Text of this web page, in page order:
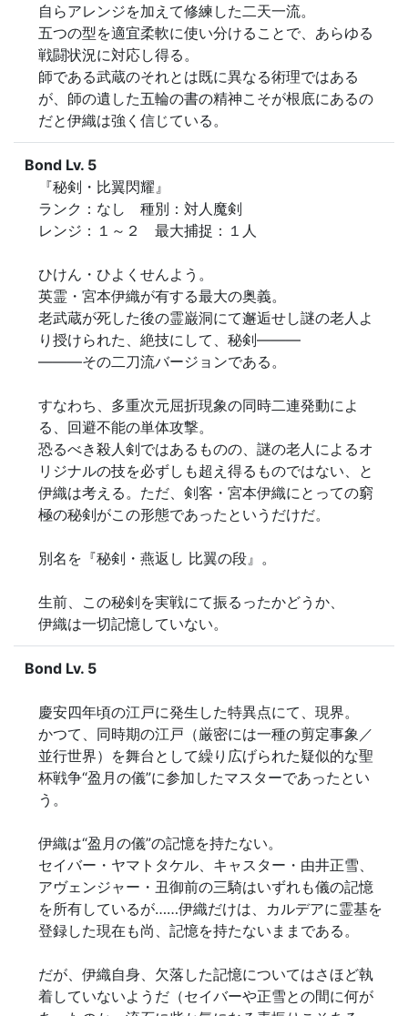
自らアレンジを加えて修練した二天一流。
五つの型を適宜柔軟に使い分けることで、あらゆる
戦闘状況に対応し得る。
師である武蔵のそれとは既に異なる術理ではある
が、師の遺した五輪の書の精神こそが根底にあるの
だと伊織は強く信じている。
Bond Lv. 5
『秘剣・比翼閃耀』
ランク：なし　種別：対人魔剣
レンジ：１～２　最大捕捉：１人
ひけん・ひよくせんよう。
英霊・宮本伊織が有する最大の奥義。
老武蔵が死した後の霊巌洞にて邂逅せし謎の老人よ
り授けられた、絶技にして、秘剣―――
―――その二刀流バージョンである。
すなわち、多重次元屈折現象の同時二連発動によ
る、回避不能の単体攻撃。
恐るべき殺人剣ではあるものの、謎の老人によるオ
リジナルの技を必ずしも超え得るものではない、と
伊織は考える。ただ、剣客・宮本伊織にとっての窮
極の秘剣がこの形態であったというだけだ。
別名を『秘剣・燕返し 比翼の段』。
生前、この秘剣を実戦にて振るったかどうか、
伊織は一切記憶していない。
Bond Lv. 5
慶安四年頃の江戸に発生した特異点にて、現界。
かつて、同時期の江戸（厳密には一種の剪定事象／
並行世界）を舞台として繰り広げられた疑似的な聖
杯戦争“盈月の儀”に参加したマスターであったとい
う。
伊織は“盈月の儀”の記憶を持たない。
セイバー・ヤマトタケル、キャスター・由井正雪、
アヴェンジャー・丑御前の三騎はいずれも儀の記憶
を所有しているが……伊織だけは、カルデアに霊基を
登録した現在も尚、記憶を持たないままである。
だが、伊織自身、欠落した記憶についてはさほど執
着していないようだ（セイバーや正雪との間に何が